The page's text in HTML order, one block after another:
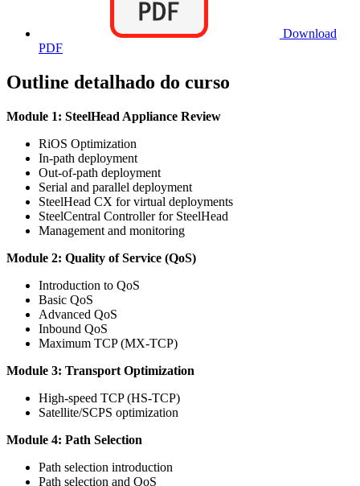
Download
PDF
Outline detalhado do curso
Module 1: SteelHead Appliance Review
RiOS Optimization
In-path deployment
Out-of-path deployment
Serial and parallel deployment
SteelHead CX for virtual deployments
SteelCentral Controller for SteelHead
Management and monitoring
Module 2: Quality of Service (QoS)
Introduction to QoS
Basic QoS
Advanced QoS
Inbound QoS
Maximum TCP (MX-TCP)
Module 3: Transport Optimization
High-speed TCP (HS-TCP)
Satellite/SCPS optimization
Module 4: Path Selection
Path selection introduction
Path selection and QoS